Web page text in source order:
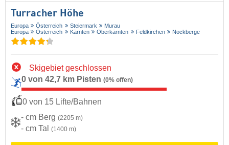
Turracher Höhe
Europa Österreich Steiermark
Murau
Europa
Österreich Kärnten Oberkärnten Feldkirchen Nockberge
Skigebiet geschlossen
0 von 42,7 km Pisten (0% offen)
0 von 15 Lifte/Bahnen
- cm Berg (2205 m)
- cm Tal (1400 m)